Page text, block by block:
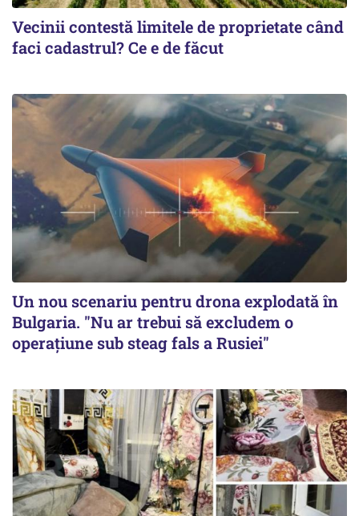
Vecinii contestă limitele de proprietate când
faci cadastrul? Ce e de făcut
Un nou scenariu pentru drona explodată în
Bulgaria. "Nu ar trebui să excludem o
operațiune sub steag fals a Rusiei"